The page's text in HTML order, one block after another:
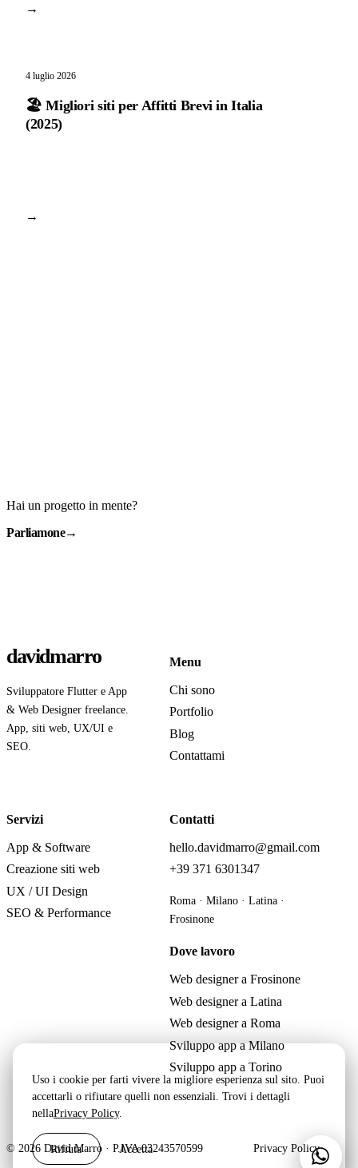
→
4 luglio 2026
🏖️ Migliori siti per Affitti Brevi in Italia
(2025)
→
Hai un progetto in mente?
Parliamone→
davidmarro
Sviluppatore Flutter e App
& Web Designer freelance.
App, siti web, UX/UI e
SEO.
Menu
Chi sono
Portfolio
Blog
Contattami
Servizi
App & Software
Creazione siti web
UX / UI Design
SEO & Performance
Contatti
hello.davidmarro@gmail.com
+39 371 6301347
Roma · Milano · Latina ·
Frosinone
Dove lavoro
Web designer a Frosinone
Web designer a Latina
Web designer a Roma
Sviluppo app a Milano
Sviluppo app a Torino
© 2026 David Marro · P.IVA 03243570599 Privacy Policy
Uso i cookie per farti vivere la migliore esperienza sul sito. Puoi
accettarli o rifiutare quelli non essenziali. Trovi i dettagli
nellaPrivacy Policy.
Rifiuta Accetta